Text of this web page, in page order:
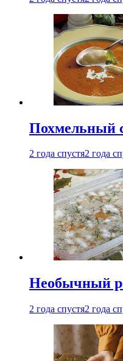
Похмельный
2 года спустя2 года
Необычный
2 года спустя2 года